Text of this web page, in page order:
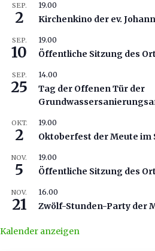
SEP.
2
19.00
Kirchenkino der ev.
SEP.
10
19.00
Öffentliche Sitzung des
SEP.
25
14.00
Tag der Offenen Tür der
OKT.
2
19.00
Oktoberfest der Meute im
NOV.
5
19.00
Öffentliche Sitzung des
NOV.
21
16.00
Zwölf-Stunden-Party der
Kalender anzeigen